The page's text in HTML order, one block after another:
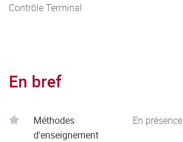
Contrôle Terminal
En bref
Méthodes
d'enseignement
En présence